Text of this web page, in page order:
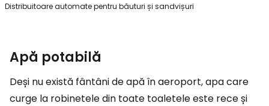
Distribuitoare automate pentru băuturi și sandvișuri
Apă potabilă
Deși nu există fântâni de apă în aeroport, apa care
curge la robinetele din toate toaletele este rece și